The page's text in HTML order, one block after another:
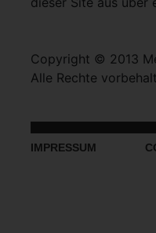
Copyright © 2013
Alle Rechte
IMPRESSUM